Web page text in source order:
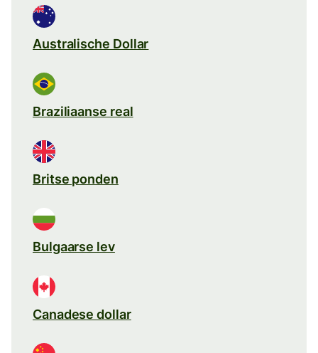
Australische Dollar
Braziliaanse real
Britse ponden
Bulgaarse lev
Canadese dollar